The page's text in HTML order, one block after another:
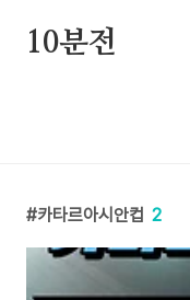
10분전
카타르아시안컵 2